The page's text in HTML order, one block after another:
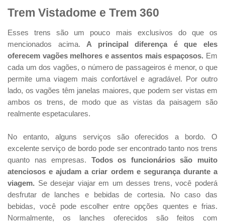
Trem Vistadome e Trem 360
Esses trens são um pouco mais exclusivos do que os
mencionados acima. A principal diferença é que eles
oferecem vagões melhores e assentos mais espaçosos. Em
cada um dos vagões, o número de passageiros é menor, o que
permite uma viagem mais confortável e agradável. Por outro
lado, os vagões têm janelas maiores, que podem ser vistas em
ambos os trens, de modo que as vistas da paisagem são
realmente espetaculares.
No entanto, alguns serviços são oferecidos a bordo. O
excelente serviço de bordo pode ser encontrado tanto nos trens
quanto nas empresas. Todos os funcionários são muito
atenciosos e ajudam a criar ordem e segurança durante a
viagem. Se desejar viajar em um desses trens, você poderá
desfrutar de lanches e bebidas de cortesia. No caso das
bebidas, você pode escolher entre opções quentes e frias.
Normalmente, os lanches oferecidos são feitos com